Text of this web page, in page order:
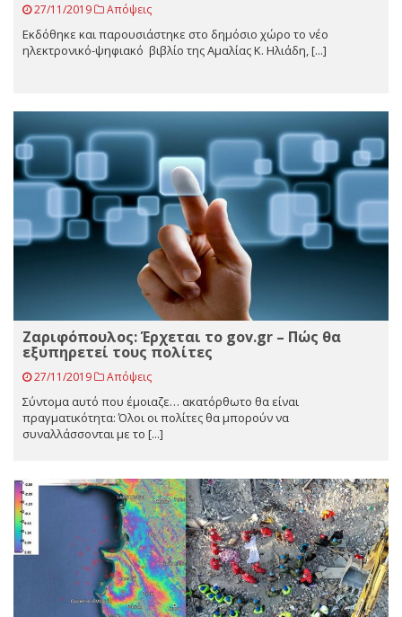
27/11/2019 Απόψεις
Εκδόθηκε και παρουσιάστηκε στο δημόσιο χώρο το νέο
ηλεκτρονικό-ψηφιακό βιβλίο της Αμαλίας Κ. Ηλιάδη, [...]
Ζαριφόπουλος: Έρχεται το gov.gr – Πώς θα
εξυπηρετεί τους πολίτες
27/11/2019 Απόψεις
Σύντομα αυτό που έμοιαζε… ακατόρθωτο θα είναι
πραγματικότητα: Όλοι οι πολίτες θα μπορούν να
συναλλάσσονται με το [...]